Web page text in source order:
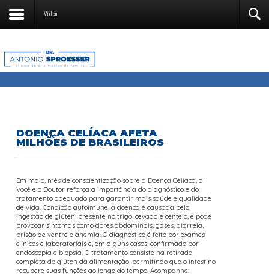
Vídeo
DOENÇA CELÍACA AFETA
MILHÕES DE BRASILEIROS
Em maio, mês de conscientização sobre a Doença Celíaca, o
Você e o Doutor reforça a importância do diagnóstico e do
tratamento adequado para garantir mais saúde e qualidade
de vida. Condição autoimune, a doença é causada pela
ingestão de glúten, presente no trigo, cevada e centeio, e pode
provocar sintomas como dores abdominais, gases, diarreia,
prisão de ventre e anemia. O diagnóstico é feito por exames
clínicos e laboratoriais e, em alguns casos, confirmado por
endoscopia e biópsia. O tratamento consiste na retirada
completa do glúten da alimentação, permitindo que o intestino
recupere suas funções ao longo do tempo. Acompanhe: